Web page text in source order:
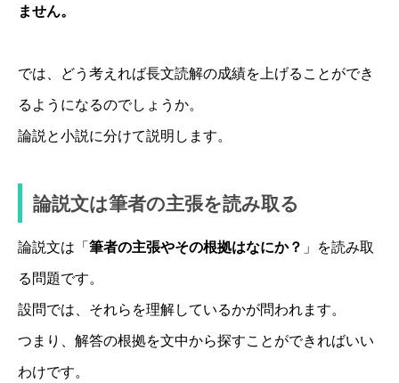
ません。
では、どう考えれば長文読解の成績を上げることができ
るようになるのでしょうか。
論説と小説に分けて説明します。
論説文は筆者の主張を読み取る
論説文は「筆者の主張やその根拠はなにか？ 」を読み取
る問題です。
設問では、それらを理解しているかが問われます。
つまり、解答の根拠を文中から探すことができればいい
わけです。